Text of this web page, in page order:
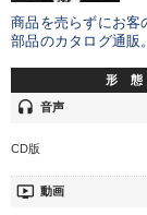
商品を売らずにお客
部品のカタログ通販
形 態
headset 音声
CD版
ondemand_video 動画